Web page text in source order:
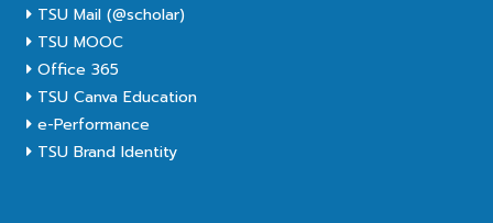
TSU Mail (@scholar)
TSU MOOC
Office 365
TSU Canva Education
e-Performance
TSU Brand Identity